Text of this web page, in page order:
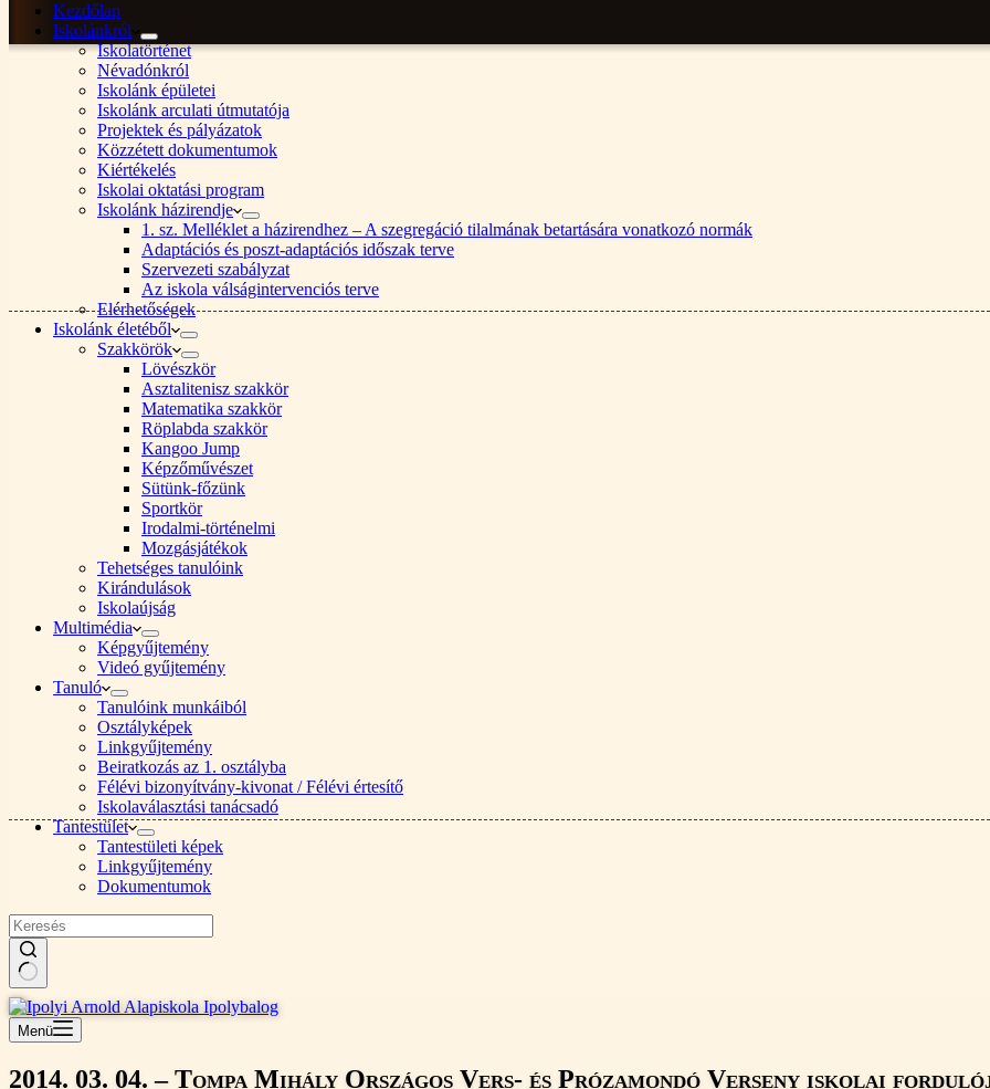
Kezdőlap
Iskolánkról
Iskolatörténet
Névadónkról
Iskolánk épületei
Iskolánk arculati útmutatója
Projektek és pályázatok
Közzétett dokumentumok
Kiértékelés
Iskolai oktatási program
Iskolánk házirendje
1. sz. Melléklet a házirendhez – A szegregáció tilalmának betartására vonatkozó normák
Adaptációs és poszt-adaptációs időszak terve
Szervezeti szabályzat
Az iskola válságintervenciós terve
Elérhetőségek
Iskolánk életéből
Szakkörök
Lövészkör
Asztalitenisz szakkör
Matematika szakkör
Röplabda szakkör
Kangoo Jump
Képzőművészet
Sütünk-főzünk
Sportkör
Irodalmi-történelmi
Mozgásjátékok
Tehetséges tanulóink
Kirándulások
Iskolaújság
Multimédia
Képgyűjtemény
Videó gyűjtemény
Tanuló
Tanulóink munkáiból
Osztályképek
Linkgyűjtemény
Beiratkozás az 1. osztályba
Félévi bizonyítvány-kivonat / Félévi értesítő
Iskolaválasztási tanácsadó
Tantestület
Tantestületi képek
Linkgyűjtemény
Dokumentumok
Nincs
találat
Menü
2014. 03. 04. – Tompa Mihály Országos Vers- és Prózamondó Verseny iskolai